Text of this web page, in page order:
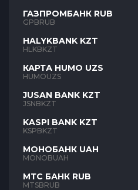
ГАЗПРОМБАНК RUB
GPBRUB
HALYKBANK KZT
HLKBKZT
КАРТА HUMO UZS
HUMOUZS
JUSAN BANK KZT
JSNBKZT
KASPI BANK KZT
KSPBKZT
МОНОБАНК UAH
MONOBUAH
МТС БАНК RUB
MTSBRUB